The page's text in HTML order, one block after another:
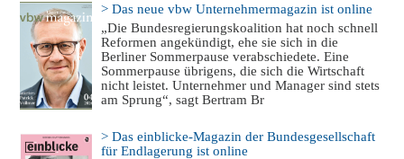
> Das neue vbw Unternehmermagazin ist online
„Die Bundesregierungskoalition hat noch schnell
Reformen angekündigt, ehe sie sich in die
Berliner Sommerpause verabschiedete. Eine
Sommerpause übrigens, die sich die Wirtschaft
nicht leistet. Unternehmer und Manager sind stets
am Sprung“, sagt Bertram Br
> Das einblicke-Magazin der Bundesgesellschaft
für Endlagerung ist online